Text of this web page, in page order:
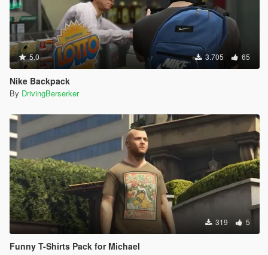
5.0 3.705 65
Nike Backpack
By DrivingBerserker
319 5
Funny T-Shirts Pack for Michael